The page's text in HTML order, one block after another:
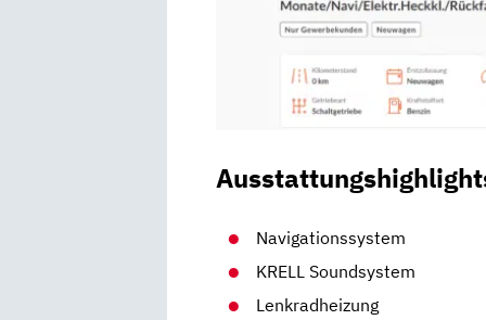
Navigationssystem
KRELL Soundsystem
Lenkradheizung